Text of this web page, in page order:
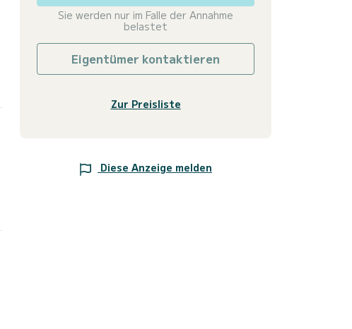
Sie werden nur im Falle der Annahme
belastet
Eigentümer kontaktieren
Zur Preisliste
Diese Anzeige melden